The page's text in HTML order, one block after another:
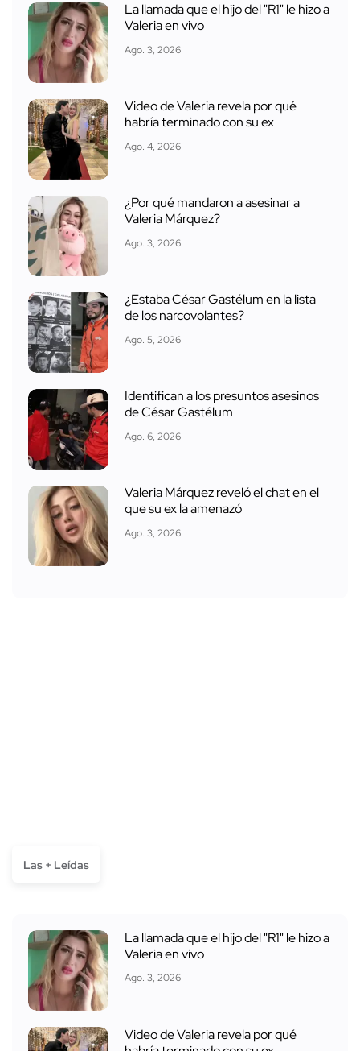
La llamada que el hijo del "R1" le hizo a
Valeria en vivo
Ago. 3, 2026
Video de Valeria revela por qué
habría terminado con su ex
Ago. 4, 2026
¿Por qué mandaron a asesinar a
Valeria Márquez?
Ago. 3, 2026
¿Estaba César Gastélum en la lista
de los narcovolantes?
Ago. 5, 2026
Identifican a los presuntos asesinos
de César Gastélum
Ago. 6, 2026
Valeria Márquez reveló el chat en el
que su ex la amenazó
Ago. 3, 2026
Las + Leídas
La llamada que el hijo del "R1" le hizo a
Valeria en vivo
Ago. 3, 2026
Video de Valeria revela por qué